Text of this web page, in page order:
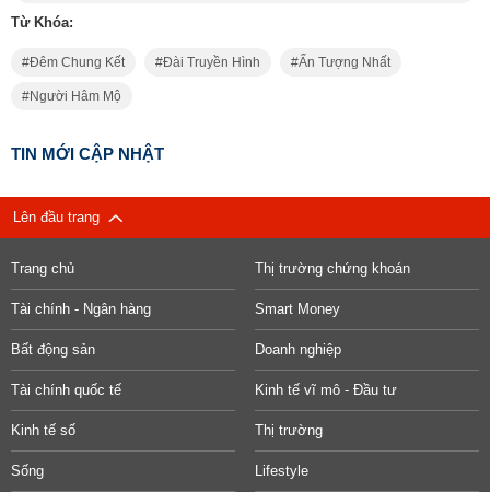
Từ Khóa:
Đêm Chung Kết Đài Truyền Hình Ấn Tượng Nhất
Người Hâm Mộ
TIN MỚI CẬP NHẬT
Lên đầu trang
Trang chủ Thị trường chứng khoán
Tài chính - Ngân hàng Smart Money
Bất động sản Doanh nghiệp
Tài chính quốc tế Kinh tế vĩ mô - Đầu tư
Kinh tế số Thị trường
Sống Lifestyle